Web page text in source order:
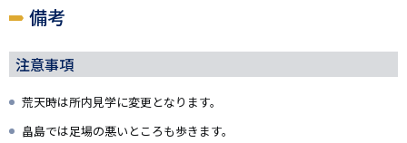
備考
注意事項
荒天時は所内見学に変更となります。
畠島では足場の悪いところも歩きます。